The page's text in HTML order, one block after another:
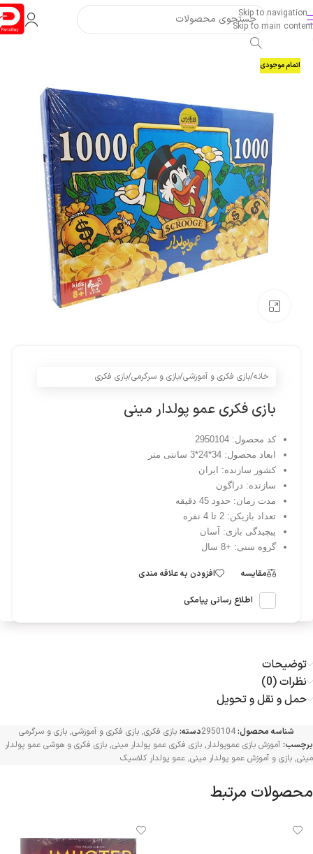
Skip to navigation
Skip to main content
اتمام موجودی
خانه/بازی فکری و آموزشی/بازی و سرگرمی/بازی فکری
بازی فکری عمو پولدار مینی
کد محصول: 2950104
ابعاد محصول: 34*24*3 سانتی متر
کشور سازنده:
ایران
سازنده: دراگون
مدت زمان: حدود 45 دقیقه
تعداد بازیکن: 2 تا 4 نفره
پیچیدگی بازی:
آسان
گروه سنی: +8 سال
مقایسه افزودن به علاقه مندی
اطلاع رسانی پیامکی
توضیحات
نظرات (0)
حمل و نقل و تحویل
شناسه محصول:2950104دسته: بازی فکری, بازی فکری و آموزشی, بازی و سرگرمی
برچسب: آموزش بازی عموپولدار, بازی فکری عمو پولدار مینی, بازی فکری و هوشی عمو پولدار
مینی, بازی و آموزش عمو پولدار مینی, عمو پولدار کلاسیک
محصولات مرتبط